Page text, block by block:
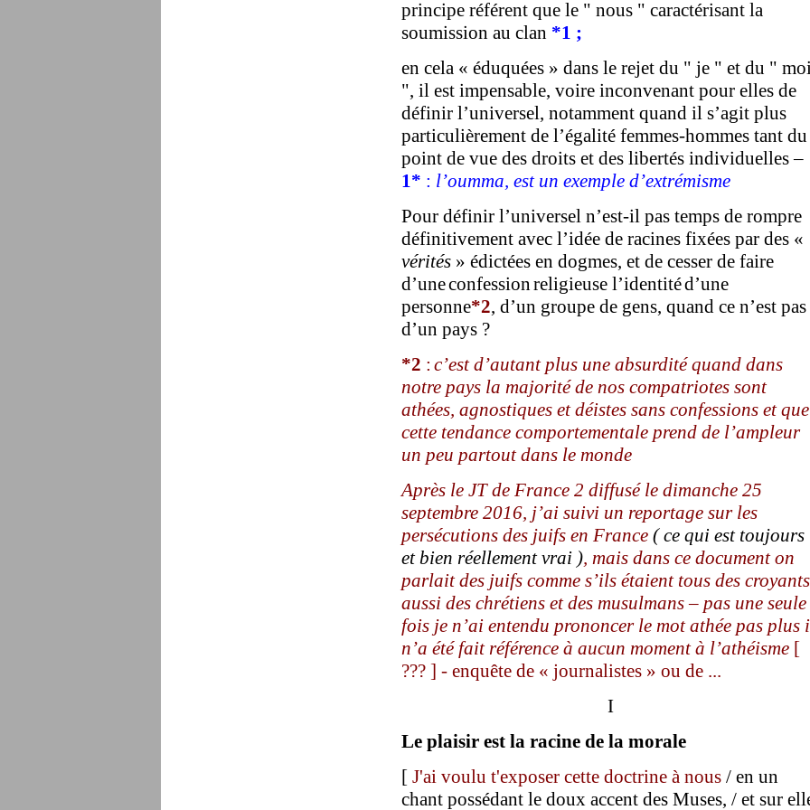
principe référent que le " nous " caractérisant la
soumission au clan *1 ;
en cela « éduquées » dans le rejet du " je " et du "
", il est impensable, voire inconvenant pour elles de
définir l’universel, notamment quand il s’agit plus
particulièrement de l’égalité femmes-hommes tant du
point de vue des droits et des libertés individuelles –
1* : l’oumma, est un exemple d’extrémisme
Pour définir l’universel n’est-il pas temps de rompre
définitivement avec l’idée de racines fixées par des «
vérités » édictées en dogmes, et de cesser de faire
d’uneconfession religieuse l’identitéd’une
personne*2, d’un groupe de gens, quand ce n’est pas
d’un pays ?
*2 : c’est d’autant plus une absurdité quand dans
notre pays la majorité de nos compatriotes sont
athées, agnostiques et déistes sans confessions et que
cette tendance comportementale prend de l’ampleur
un peu partout dans le monde
Après le JT de France 2 diffusé le dimanche 25
septembre 2016, j’ai suivi un reportage sur les
persécutions des juifs en France ( ce qui est toujours
et bien réellement vrai ), mais dans ce document on
parlait des juifs comme s’ils étaient tous des
aussi des chrétiens et des musulmans – pas une seule
fois je n’ai entendu prononcer le mot athée pas plus
n’a été fait référence à aucun momentà l’athéisme [
??? ] - enquête de « journalistes » ou de ...
I
Le plaisir est la racine de la morale
[ J'ai voulu t'exposer cette doctrine à nous / en un
chant possédant le doux accent des Muses, / et sur